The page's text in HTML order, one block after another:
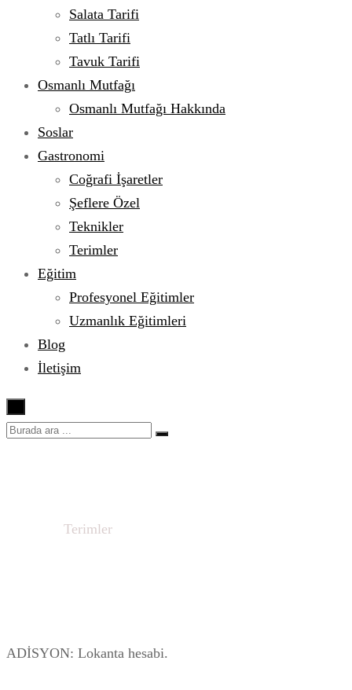
Salata Tarifi
Tatlı Tarifi
Tavuk Tarifi
Osmanlı Mutfağı
Osmanlı Mutfağı Hakkında
Soslar
Gastronomi
Coğrafi İşaretler
Şeflere Özel
Teknikler
Terimler
Eğitim
Profesyonel Eğitimler
Uzmanlık Eğitimleri
Blog
İletişim
Terimler
ADİSYON: Lokanta hesabi.